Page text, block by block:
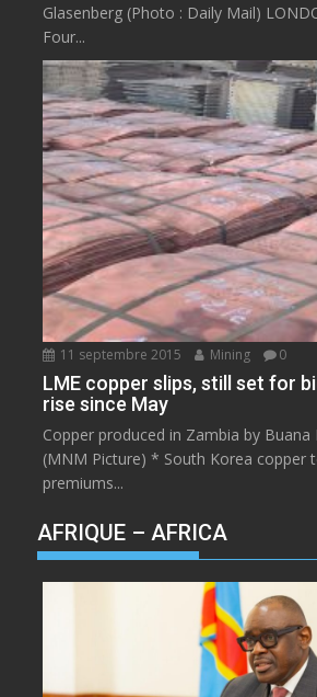
Glasenberg (Photo : Daily Mail)
Four...
11 septembre 2015 Mining 0
LME copper slips, still set for
rise since May
Copper produced in Zambia by
(MNM Picture) * South Korea copper
premiums...
AFRIQUE – AFRICA